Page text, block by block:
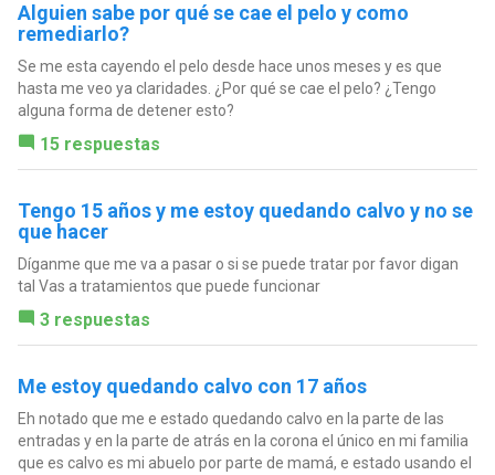
Alguien sabe por qué se cae el pelo y como
remediarlo?
Se me esta cayendo el pelo desde hace unos meses y es que
hasta me veo ya claridades. ¿Por qué se cae el pelo? ¿Tengo
alguna forma de detener esto?
15 respuestas
Tengo 15 años y me estoy quedando calvo y no se
que hacer
Díganme que me va a pasar o si se puede tratar por favor digan
tal Vas a tratamientos que puede funcionar
3 respuestas
Me estoy quedando calvo con 17 años
Eh notado que me e estado quedando calvo en la parte de las
entradas y en la parte de atrás en la corona el único en mi familia
que es calvo es mi abuelo por parte de mamá, e estado usando el